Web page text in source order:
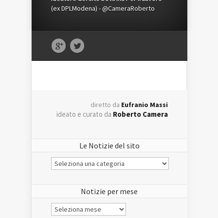
(ex DPLModena) - @CameraRoberto
diretto da Eufranio Massi
ideato e curato da Roberto Camera
Le Notizie del sito
Le
Notizie
Notizie per mese
Notizie
per